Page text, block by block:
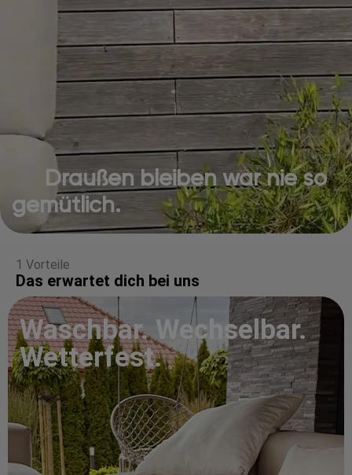
Draußen bleiben war nie so
gemütlich.
1 Vorteile
Das erwartet dich bei uns
Waschbar. Wechselbar.
Wetterfest.